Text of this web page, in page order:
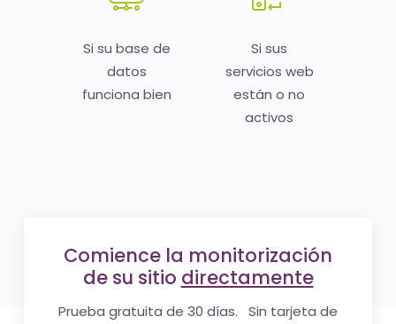
Si su base de
datos
funciona bien
Si sus
servicios web
están o no
activos
Comience la monitorización
de su sitio directamente
Prueba gratuita de 30 días. Sin tarjeta de